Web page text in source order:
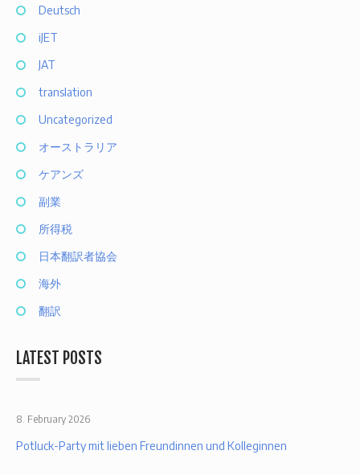
Deutsch
iJET
JAT
translation
Uncategorized
オーストラリア
ケアンズ
副業
所得税
日本翻訳者協会
海外
翻訳
LATEST POSTS
Potluck-Party mit lieben Freundinnen und Kolleginnen
8. February 2026